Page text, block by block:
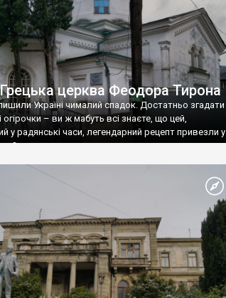
церква Феодора Тирона
Україні чималий спадок. Достатньо згадати
огірочки – ви ж мабуть всі знаєте, що цей,
у радянські часи, легендарний рецепт привезли у